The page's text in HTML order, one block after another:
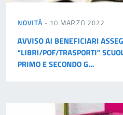
NOVITÀ - 10 MARZO 2022
AVVISO AI BENEFICIARI
“LIBRI/POF/TRASPORTI”
PRIMO E SECONDO G...